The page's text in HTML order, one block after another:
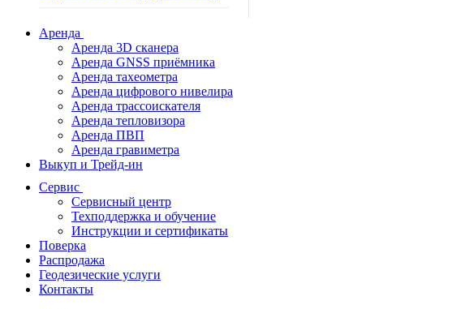
Аренда
Аренда 3D сканера
Аренда GNSS приёмника
Аренда тахеометра
Аренда цифрового нивелира
Аренда трассоискателя
Аренда тепловизора
Аренда ПВП
Аренда гравиметра
Выкуп и Трейд-ин
Сервис
Сервисный центр
Техподдержка и обучение
Инструкции и сертификаты
Поверка
Распродажа
Геодезические услуги
Контакты